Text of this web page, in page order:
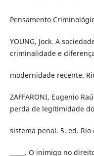
Pensamento
YOUNG, Jock. A
criminalidade e
modernidade recente.
ZAFFARONI, Eugenio
perda de legitimidade do
sistema penal. 5. ed. Rio
_____. O inimigo no